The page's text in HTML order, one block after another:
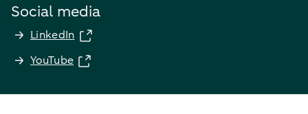
Social media
LinkedIn
YouTube